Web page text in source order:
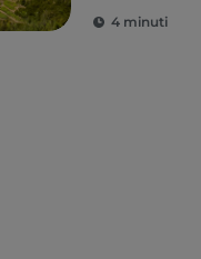
4 minuti